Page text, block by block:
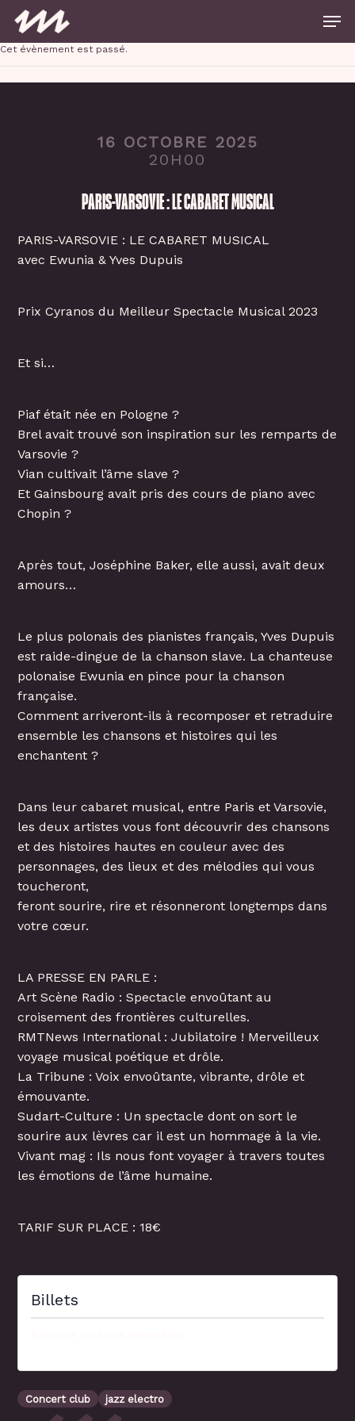
main
content
Cet évènement est passé.
16 OCTOBRE 2025
20H00
PARIS-VARSOVIE : LE CABARET MUSICAL
PARIS-VARSOVIE : LE CABARET MUSICAL
avec Ewunia & Yves Dupuis
Prix Cyranos du Meilleur Spectacle Musical 2023
Et si…
Piaf était née en Pologne ?
Brel avait trouvé son inspiration sur les remparts de
Varsovie ?
Vian cultivait l’âme slave ?
Et Gainsbourg avait pris des cours de piano avec
Chopin ?
Après tout, Joséphine Baker, elle aussi, avait deux
amours…
Le plus polonais des pianistes français, Yves Dupuis
est raide-dingue de la chanson slave. La chanteuse
polonaise Ewunia en pince pour la chanson
française.
Comment arriveront-ils à recomposer et retraduire
ensemble les chansons et histoires qui les
enchantent ?
Dans leur cabaret musical, entre Paris et Varsovie,
les deux artistes vous font découvrir des chansons
et des histoires hautes en couleur avec des
personnages, des lieux et des mélodies qui vous
toucheront,
feront sourire, rire et résonneront longtemps dans
votre cœur.
LA PRESSE EN PARLE :
Art Scène Radio : Spectacle envoûtant au
croisement des frontières culturelles.
RMTNews International : Jubilatoire ! Merveilleux
voyage musical poétique et drôle.
La Tribune : Voix envoûtante, vibrante, drôle et
émouvante.
Sudart-Culture : Un spectacle dont on sort le
sourire aux lèvres car il est un hommage à la vie.
Vivant mag : Ils nous font voyager à travers toutes
les émotions de l’âme humaine.
TARIF SUR PLACE : 18€
Billets
Concert club jazz electro
Close